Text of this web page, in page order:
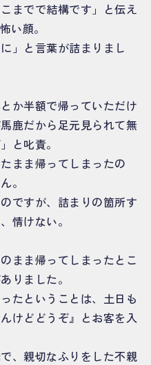
までで結構です」と伝え
い顔。
」と言葉が詰まりまし
か半額で帰っていただけ
鹿だから足元見られて無
と叱責。
まま帰ってしまったの
。
ですが、詰まりの箇所す
情けない。
まま帰ってしまったとこ
りました。
たということは、土日も
けどどうぞ』とお客を入
、親切なふりをした不親